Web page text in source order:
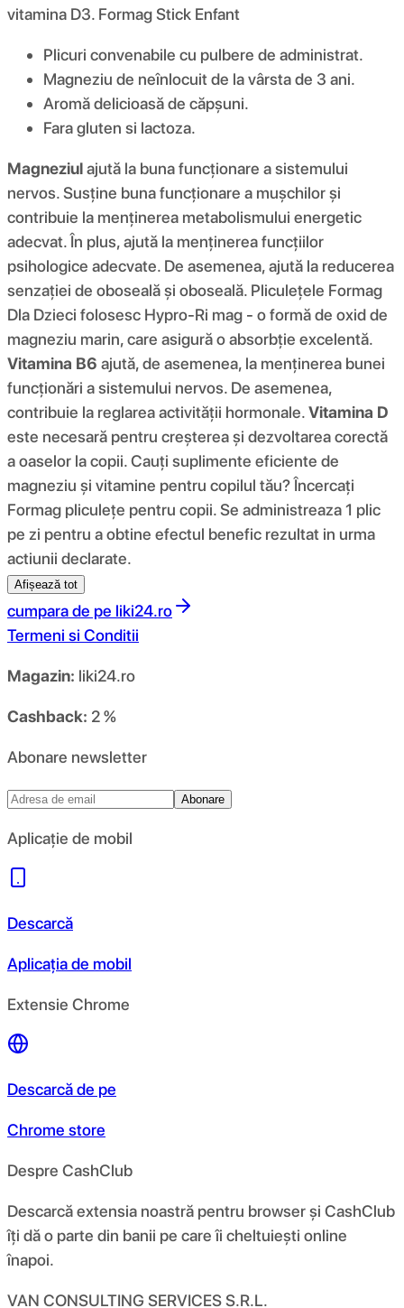
vitamina D3. Formag Stick Enfant
Plicuri convenabile cu pulbere de administrat.
Magneziu de neînlocuit de la vârsta de 3 ani.
Aromă delicioasă de căpșuni.
Fara gluten si lactoza.
Magneziulajută la buna funcționare a sistemului
nervos. Susține buna funcționare a mușchilor și
contribuie la menținerea metabolismului energetic
adecvat. În plus, ajută la menținerea funcțiilor
psihologice adecvate. De asemenea, ajută la reducerea
senzației de oboseală și oboseală. Pliculețele Formag
Dla Dzieci folosesc Hypro-Ri mag - o formă de oxid de
magneziu marin, care asigură o absorbție excelentă.
Vitamina B6 ajută, de asemenea, la menținerea bunei
funcționări a sistemului nervos. De asemenea,
contribuie la reglarea activității hormonale.Vitamina D
este necesară pentru creșterea și dezvoltarea corectă
a oaselor la copii. Cauți suplimente eficiente de
magneziu și vitamine pentru copilul tău? Încercați
Formag pliculețe pentru copii. Se administreaza 1 plic
pe zi pentru a obtine efectul benefic rezultat in urma
actiunii declarate.
Afișează tot
cumpara de pe liki24.ro
Termeni si Conditii
Magazin: liki24.ro
Cashback: 2 %
Abonare newsletter
Abonare
Aplicație de mobil
Descarcă
Aplicația de mobil
Extensie Chrome
Descarcă de pe
Chrome store
Despre CashClub
Descarcă extensia noastră pentru browser și CashClub
îți dă o parte din banii pe care îi cheltuiești online
înapoi.
VAN CONSULTING SERVICES S.R.L.